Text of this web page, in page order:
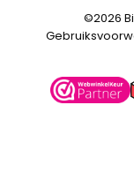
©️2026